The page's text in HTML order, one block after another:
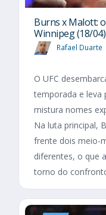
Burns x Malott:
Winnipeg (18/04)
Rafael Duarte
O UFC
temporada e leva
mistura nomes
Na luta principal,
frente dois meio-
diferentes, o que
torno do